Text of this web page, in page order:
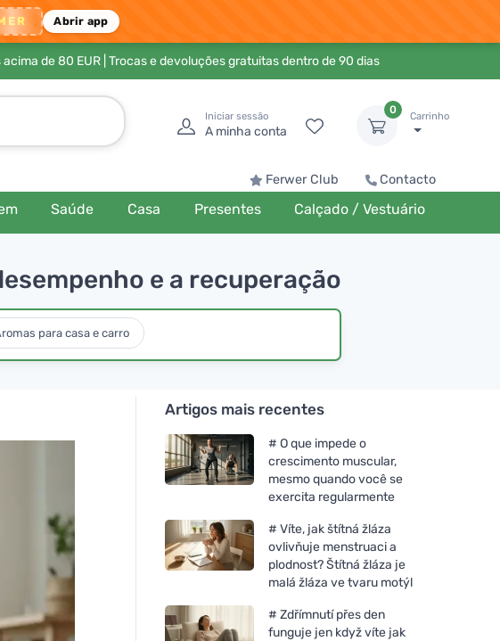
Abrir app
de 80 EUR| Trocas e devoluções gratuitas dentro de 90 dias
Iniciar sessão
A minha conta
0
Carrinho
Ferwer Club Contacto
Saúde Casa Presentes Calçado / Vestuário
e a recuperação
para casa e carro
Artigos mais recentes
# O que impede o
crescimento muscular,
mesmo quando você se
exercita regularmente
# Víte, jak štítná žláza
ovlivňuje menstruaci a
plodnost? Štítná žláza je
malá žláza ve tvaru motýl
# Zdřímnutí přes den
funguje jen když víte jak